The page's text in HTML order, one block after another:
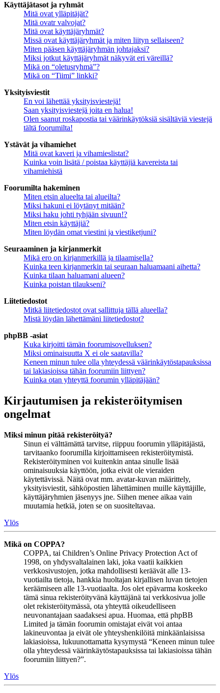
Käyttäjätasot ja ryhmät
Mitä ovat ylläpitäjät?
Mitä ovatr valvojat?
Mitä ovat käyttäjäryhmät?
Missä ovat käyttäjäryhmät ja miten liityn sellaiseen?
Miten pääsen käyttäjäryhmän johtajaksi?
Miksi jotkut käyttäjäryhmät näkyvät eri väreillä?
Mikä on “oletusryhmä”?
Mikä on “Tiimi” linkki?
Yksityisviestit
En voi lähettää yksityisviestejä!
Saan yksityisviestejä joita en halua!
Olen saanut roskapostia tai väärinkäytöksiä sisältäviä viestejä
tältä foorumilta!
Ystävät ja vihamiehet
Mitä ovat kaveri ja vihamieslistat?
Kuinka voin lisätä / poistaa käyttäjiä kavereista tai
vihamiehistä
Foorumilta hakeminen
Miten etsin alueelta tai alueilta?
Miksi hakuni ei löytänyt mitään?
Miksi haku johti tyhjään sivuun!?
Miten etsin käyttäjiä?
Miten löydän omat viestini ja viestiketjuni?
Seuraaminen ja kirjanmerkit
Mikä ero on kirjanmerkillä ja tilaamisella?
Kuinka teen kirjanmerkin tai seuraan haluamaani aihetta?
Kuinka tilaan haluamani alueen?
Kuinka poistan tilaukseni?
Liitetiedostot
Mitkä liitetiedostot ovat sallittuja tällä alueella?
Mistä löydän lähettämäni liitetiedostot?
phpBB -asiat
Kuka kirjoitti tämän foorumisovelluksen?
Miksi ominaisuutta X ei ole saatavilla?
Keneen minun tulee olla yhteydessä väärinkäytöstapauksissa
tai lakiasioissa tähän foorumiin liittyen?
Kuinka otan yhteyttä foorumin ylläpitäjään?
Kirjautumisen ja rekisteröitymisen
ongelmat
Miksi minun pitää rekisteröityä?
Sinun ei välttämättä tarvitse, riippuu foorumin ylläpitäjästä,
tarvitaanko foorumilla kirjoittamiseen rekisteröitymistä.
Rekisteröityminen voi kuitenkin antaa sinulle lisää
ominaisuuksia käyttöön, jotka eivät ole vieraiden
käytettävissä. Näitä ovat mm. avatar-kuvan määrittely,
yksityisviestit, sähköpostien lähettäminen muille käyttäjille,
käyttäjäryhmien jäsenyys jne. Siihen menee aikaa vain
muutamia hetkiä, joten se on suositeltavaa.
Ylös
Mikä on COPPA?
COPPA, tai Children’s Online Privacy Protection Act of
1998, on yhdysvaltalainen laki, joka vaatii kaikkien
verkkosivustojen, jotka mahdollisesti keräävät alle 13-
vuotiailta tietoja, hankkia huoltajan kirjallisen luvan tietojen
keräämiseen alle 13-vuotiaalta. Jos olet epävarma koskeeko
tämä sinua rekisteröityvänä käyttäjänä tai verkkosivua jolle
olet rekisteröitymässä, ota yhteyttä oikeudelliseen
neuvonantajaan saadaksesi apua. Huomaa, että phpBB
Limited ja tämän foorumin omistajat eivät voi antaa
lakineuvontaa ja eivät ole yhteyshenkilöitä minkäänlaisissa
lakiasioissa, lukuunottamatta kysymystä “Keneen minun tulee
olla yhteydessä väärinkäytöstapauksissa tai lakiasioissa tähän
foorumiin liittyen?”.
Ylös